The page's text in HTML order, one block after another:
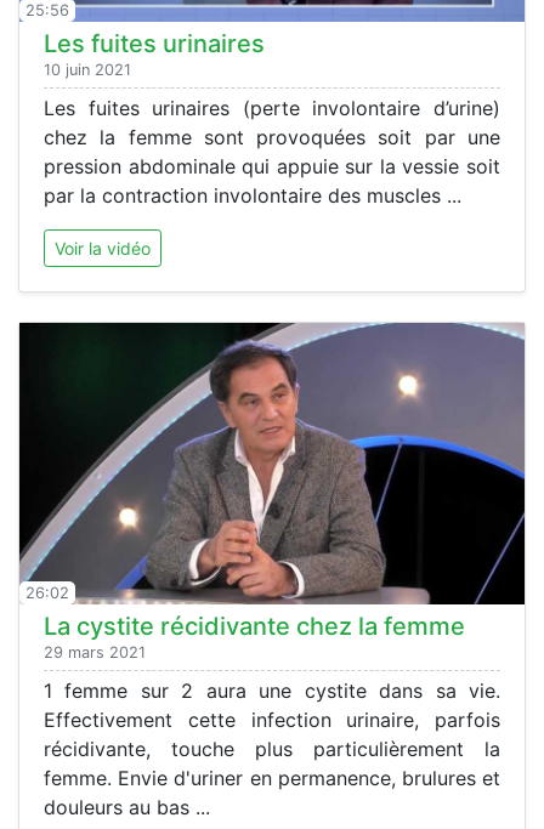
25:56
Les fuites urinaires
10 juin 2021
Les fuites urinaires (perte involontaire d’urine)
chez la femme sont provoquées soit par une
pression abdominale qui appuie sur la vessie soit
par la contraction involontaire des muscles ...
Voir la vidéo
26:02
La cystite récidivante chez la femme
29 mars 2021
1 femme sur 2 aura une cystite dans sa vie.
Effectivement cette infection urinaire, parfois
récidivante, touche plus particulièrement la
femme. Envie d'uriner en permanence, brulures et
douleurs au bas ...